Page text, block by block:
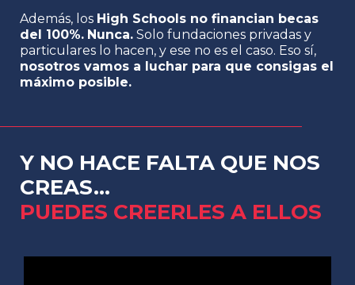
Además, los High Schools no financian becas
del 100%. Nunca. Solo fundaciones privadas y
particulares lo hacen, y ese no es el caso. Eso sí,
nosotros vamos a luchar para que consigas el
máximo posible.
Y NO HACE FALTA QUE NOS
CREAS...
PUEDES CREERLES A ELLOS